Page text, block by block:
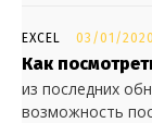
EXCEL 03/01/2020
Как
из последних
возможность